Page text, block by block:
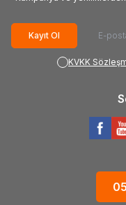
Kayıt Ol
KVKK